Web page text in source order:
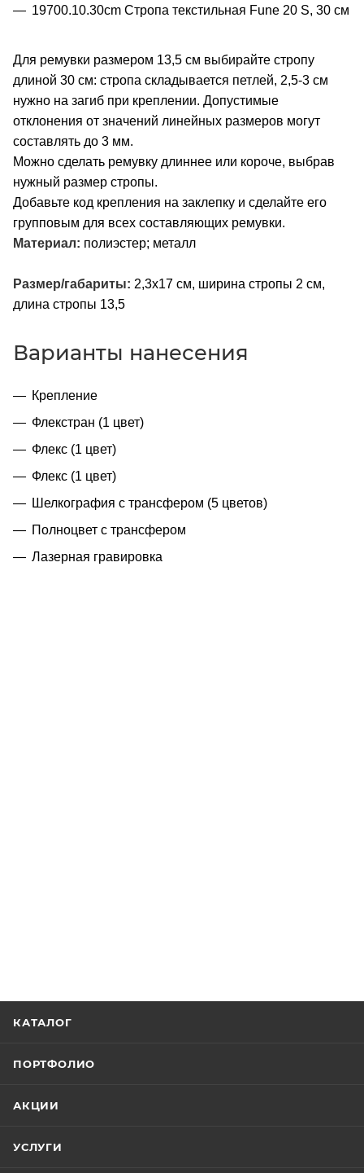
19700.10.30cm Стропа текстильная Fune 20 S, 30 см
Для ремувки размером 13,5 см выбирайте стропу
длиной 30 см: стропа складывается петлей, 2,5-3 см
нужно на загиб при креплении. Допустимые
отклонения от значений линейных размеров могут
составлять до 3 мм.
Можно сделать ремувку длиннее или короче, выбрав
нужный размер стропы.
Добавьте код крепления на заклепку и сделайте его
групповым для всех составляющих ремувки.
Материал: полиэстер; металл
Размер/габариты: 2,3х17 см, ширина стропы 2 см,
длина стропы 13,5
Варианты нанесения
Крепление
Флекстран (1 цвет)
Флекс (1 цвет)
Флекс (1 цвет)
Шелкография с трансфером (5 цветов)
Полноцвет с трансфером
Лазерная гравировка
КАТАЛОГ
ПОРТФОЛИО
АКЦИИ
УСЛУГИ